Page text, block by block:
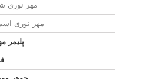
مهر نوری
مهر نوری
پلیمر